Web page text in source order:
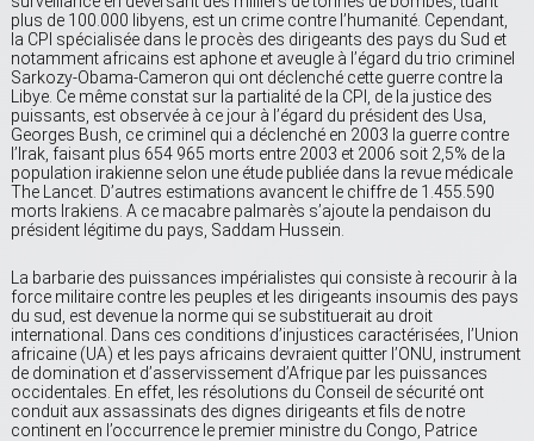
plus de 100.000 libyens, est un crime contre l’humanité. Cependant,
la CPI spécialisée dans le procès des dirigeants des pays du Sud et
notamment africains est aphone et aveugle à l’égard du trio criminel
Sarkozy-Obama-Cameron qui ont déclenché cette guerre contre la
Libye. Ce même constat sur la partialité de la CPI, de la justice des
puissants, est observée à ce jour à l’égard du président des Usa,
Georges Bush, ce criminel qui a déclenché en 2003 la guerre contre
l’Irak, faisant plus 654 965 morts entre 2003 et 2006 soit 2,5% de la
population irakienne selon une étude publiée dans la revue médicale
The Lancet. D’autres estimations avancent le chiffre de 1.455.590
morts Irakiens. A ce macabre palmarès s’ajoute la pendaison du
président légitime du pays, Saddam Hussein.
La barbarie des puissances impérialistes qui consiste à recourir à la
force militaire contre les peuples et les dirigeants insoumis des pays
du sud, est devenue la norme qui se substituerait au droit
international. Dans ces conditions d’injustices caractérisées, l’Union
africaine (UA) et les pays africains devraient quitter l’ONU, instrument
de domination et d’asservissement d’Afrique par les puissances
occidentales. En effet, les résolutions du Conseil de sécurité ont
conduit aux assassinats des dignes dirigeants et fils de notre
continent en l’occurrence le premier ministre du Congo, Patrice